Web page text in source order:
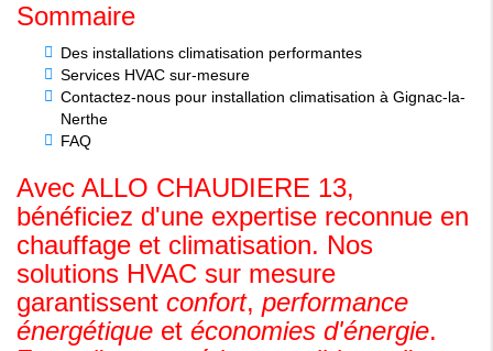
Sommaire
Des installations climatisation performantes
Services HVAC sur-mesure
Contactez-nous pour installation climatisation à Gignac-la-
Nerthe
FAQ
Avec ALLO CHAUDIERE 13,
bénéficiez d'une expertise reconnue en
chauffage et climatisation. Nos
solutions HVAC sur mesure
garantissent confort, performance
énergétique et économies d'énergie.